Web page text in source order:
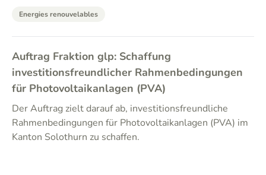
Energies renouvelables
Auftrag Fraktion glp: Schaffung
investitionsfreundlicher Rahmenbedingungen
für Photovoltaikanlagen (PVA)
Der Auftrag zielt darauf ab, investitionsfreundliche
Rahmenbedingungen für Photovoltaikanlagen (PVA) im
Kanton Solothurn zu schaffen.